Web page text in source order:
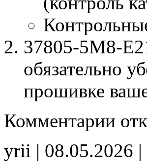
37805-5M8-
обязательно
прошивке
Комментарии записи
E210
E2
yrii | 08.05.2026